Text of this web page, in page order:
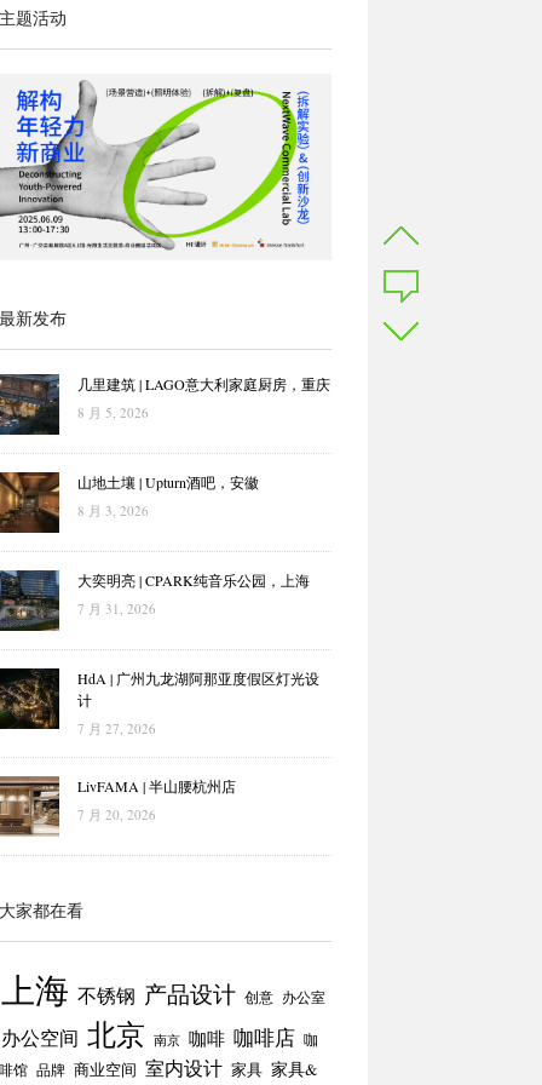
题活动
新发布
几里建筑 | LAGO意大利家庭厨房，重庆
8 月 5, 2026
山地土壤 | Upturn酒吧，安徽
8 月 3, 2026
大奕明亮 | CPARK纯音乐公园，上海
7 月 31, 2026
HdA | 广州九龙湖阿那亚度假区灯光设
计
7 月 27, 2026
LivFAMA | 半山腰杭州店
7 月 20, 2026
家都在看
上海 不锈钢 产品设计 创意 办公室
办公空间 北京 南京 咖啡 咖啡店 咖
馆 品牌 商业空间 室内设计 家具 家具&